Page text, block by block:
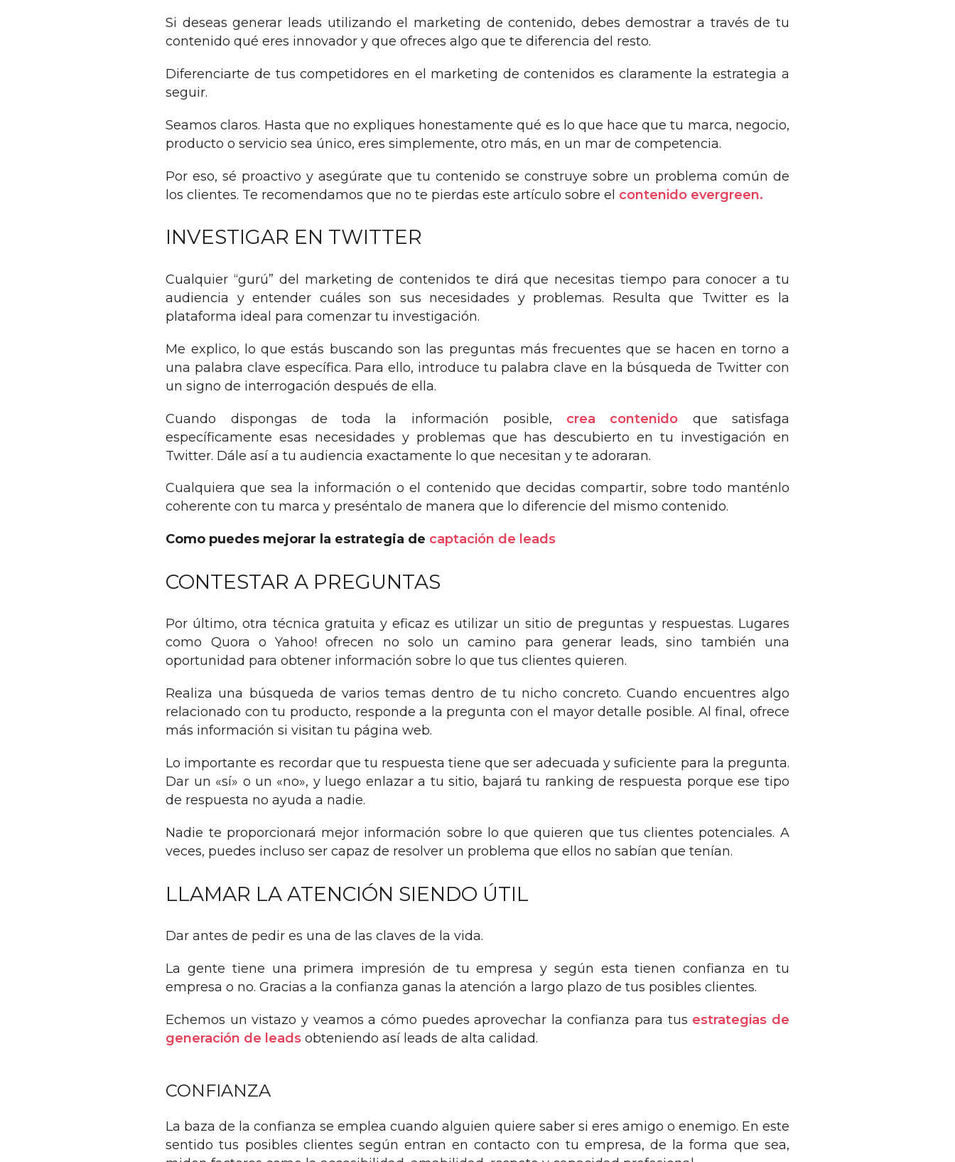
Si deseas generar leads utilizando el marketing de contenido, debes demostrar a través de tu
contenido qué eres innovador y que ofreces algo que te diferencia del resto.
Diferenciarte de tus competidores en el marketing de contenidos es claramente la estrategia a
seguir.
Seamos claros. Hasta que no expliques honestamente qué es lo que hace que tu marca, negocio,
producto o servicio sea único, eres simplemente, otro más, en un mar de competencia.
Por eso, sé proactivo y asegúrate que tu contenido se construye sobre un problema común de
los clientes. Te recomendamos que no te pierdas este artículo sobre el contenido evergreen.
INVESTIGAR EN TWITTER
Cualquier “gurú” del marketing de contenidos te dirá que necesitas tiempo para conocer a tu
audiencia y entender cuáles son sus necesidades y problemas. Resulta que Twitter es la
plataforma ideal para comenzar tu investigación.
Me explico, lo que estás buscando son las preguntas más frecuentes que se hacen en torno a
una palabra clave específica. Para ello, introduce tu palabra clave en la búsqueda de Twitter con
un signo de interrogación después de ella.
Cuando dispongas de toda la información posible, crea contenido que satisfaga
específicamente esas necesidades y problemas que has descubierto en tu investigación en
Twitter. Dále así a tu audiencia exactamente lo que necesitan y te adoraran.
Cualquiera que sea la información o el contenido que decidas compartir, sobre todo manténlo
coherente con tu marca y preséntalo de manera que lo diferencie del mismo contenido.
Como puedes mejorar la estrategia de captación de leads
CONTESTAR A PREGUNTAS
Por último, otra técnica gratuita y eficaz es utilizar un sitio de preguntas y respuestas. Lugares
como Quora o Yahoo! ofrecen no solo un camino para generar leads, sino también una
oportunidad para obtener información sobre lo que tus clientes quieren.
Realiza una búsqueda de varios temas dentro de tu nicho concreto. Cuando encuentres algo
relacionado con tu producto, responde a la pregunta con el mayor detalle posible. Al final, ofrece
más información si visitan tu página web.
Lo importante es recordar que tu respuesta tiene que ser adecuada y suficiente para la pregunta.
Dar un «sí» o un «no», y luego enlazar a tu sitio, bajará tu ranking de respuesta porque ese tipo
de respuesta no ayuda a nadie.
Nadie te proporcionará mejor información sobre lo que quieren que tus clientes potenciales. A
veces, puedes incluso ser capaz de resolver un problema que ellos no sabían que tenían.
LLAMAR LA ATENCIÓN SIENDO ÚTIL
Dar antes de pedir es una de las claves de la vida.
La gente tiene una primera impresión de tu empresa y según esta tienen confianza en tu
empresa o no. Gracias a la confianza ganas la atención a largo plazo de tus posibles clientes.
Echemos un vistazo y veamos a cómo puedes aprovechar la confianza para tus estrategias de
generación de leads obteniendo así leads de alta calidad.
CONFIANZA
La baza de la confianza se emplea cuando alguien quiere saber si eres amigo o enemigo. En este
sentido tus posibles clientes según entran en contacto con tu empresa, de la forma que sea,